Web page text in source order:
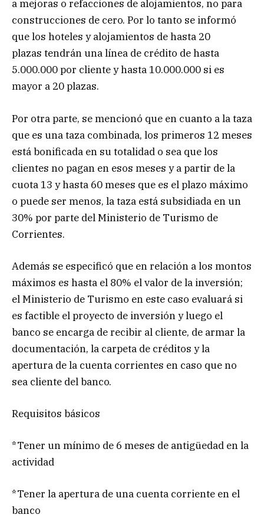
a mejoras o refacciones de alojamientos, no para
construcciones de cero. Por lo tanto se informó
que los hoteles y alojamientos de hasta 20
plazas tendrán una línea de crédito de hasta
5.000.000 por cliente y hasta 10.000.000 si es
mayor a 20 plazas.
Por otra parte, se mencionó que en cuanto a la taza
que es una taza combinada, los primeros 12 meses
está bonificada en su totalidad o sea que los
clientes no pagan en esos meses y a partir de la
cuota 13 y hasta 60 meses que es el plazo máximo
o puede ser menos, la taza está subsidiada en un
30% por parte del Ministerio de Turismo de
Corrientes.
Además se especificó que en relación a los montos
máximos es hasta el 80% el valor de la inversión;
el Ministerio de Turismo en este caso evaluará si
es factible el proyecto de inversión y luego el
banco se encarga de recibir al cliente, de armar la
documentación, la carpeta de créditos y la
apertura de la cuenta corrientes en caso que no
sea cliente del banco.
Requisitos básicos
*Tener un mínimo de 6 meses de antigüedad en la
actividad
*Tener la apertura de una cuenta corriente en el
banco